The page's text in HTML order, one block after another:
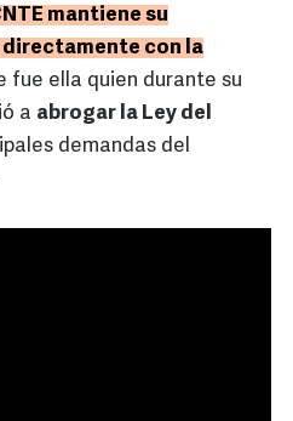
mantiene su
con la
fue ella quien durante su
a abrogar la Ley del
demandas del